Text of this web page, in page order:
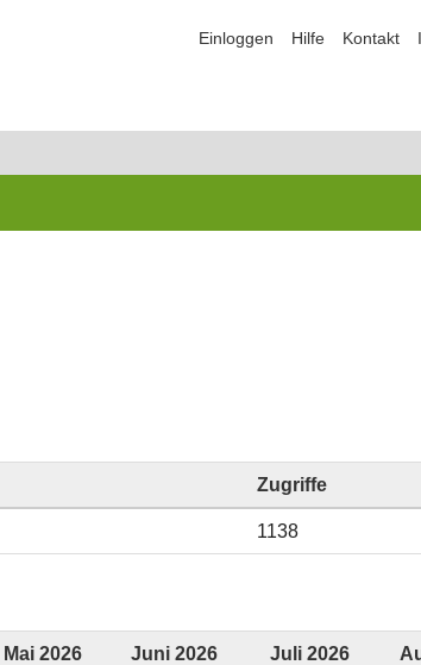
Einloggen Hilfe Kontakt
Zugriffe
1138
Mai 2026 Juni 2026 Juli 2026